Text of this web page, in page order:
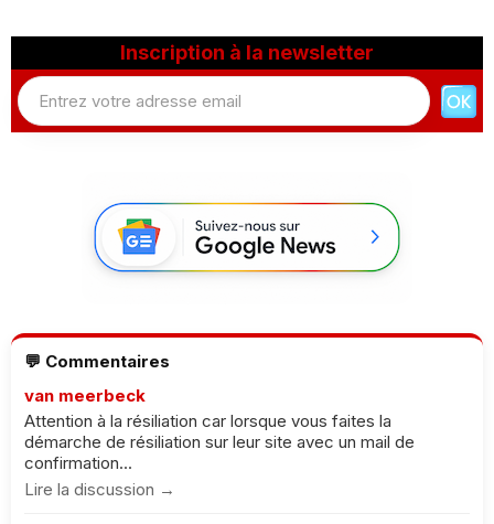
Inscription à la newsletter
💬 Commentaires
van meerbeck
Attention à la résiliation car lorsque vous faites la
démarche de résiliation sur leur site avec un mail de
confirmation...
Lire la discussion →